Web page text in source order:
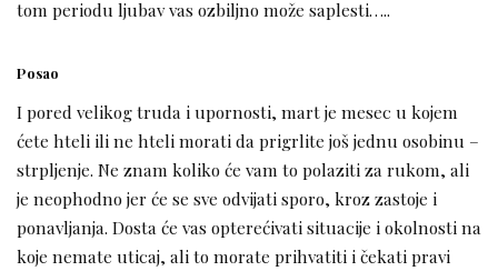
tom periodu ljubav vas ozbiljno može saplesti…..
Posao
I pored velikog truda i upornosti, mart je mesec u kojem
ćete hteli ili ne hteli morati da prigrlite još jednu osobinu –
strpljenje. Ne znam koliko će vam to polaziti za rukom, ali
je neophodno jer će se sve odvijati sporo, kroz zastoje i
ponavljanja. Dosta će vas opterećivati situacije i okolnosti na
koje nemate uticaj, ali to morate prihvatiti i čekati pravi